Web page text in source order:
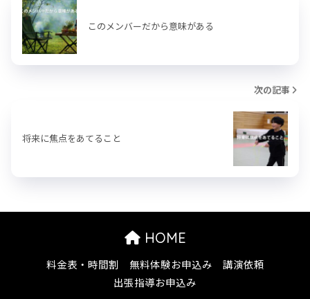
このメンバーだから意味がある
次の記事
将来に焦点をあてること
HOME
料金表・時間割 無料体験お申込み
講演依頼
出張指導お申込み